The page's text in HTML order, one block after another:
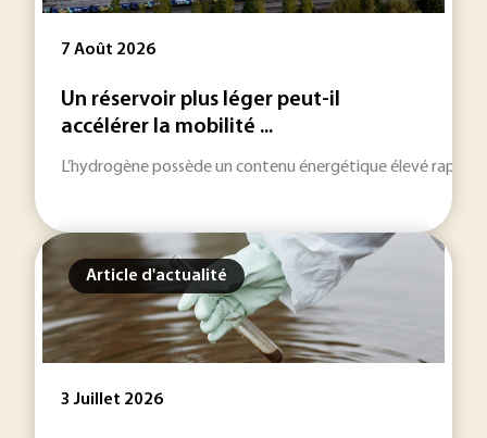
7 Août 2026
Un réservoir plus léger peut-il
accélérer la mobilité ...
L’hydrogène possède un contenu énergétique élevé
Article d'actualité
3 Juillet 2026